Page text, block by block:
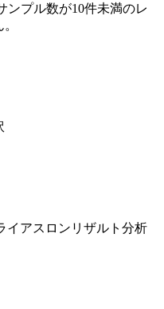
プル数が10件未満のレ
イアスロンリザルト分析